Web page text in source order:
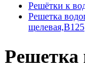
Решётки к
Решетка
щелевая,В125
Решетка